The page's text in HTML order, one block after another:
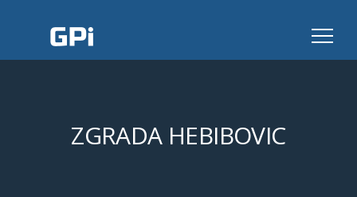
ZGRADA HEBIBOVIC